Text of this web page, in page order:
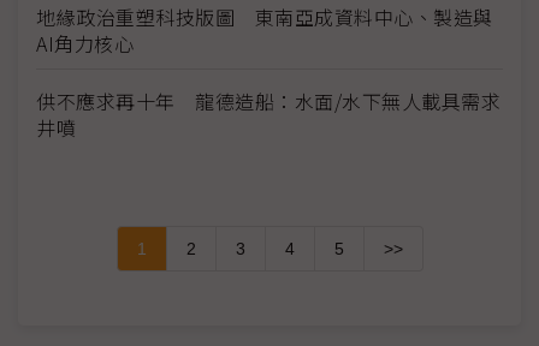
地緣政治重塑科技版圖 東南亞成資料中心、製造與
AI角力核心
供不應求再十年 龍德造船：水面/水下無人載具需求
井噴
1 2 3 4 5 >>